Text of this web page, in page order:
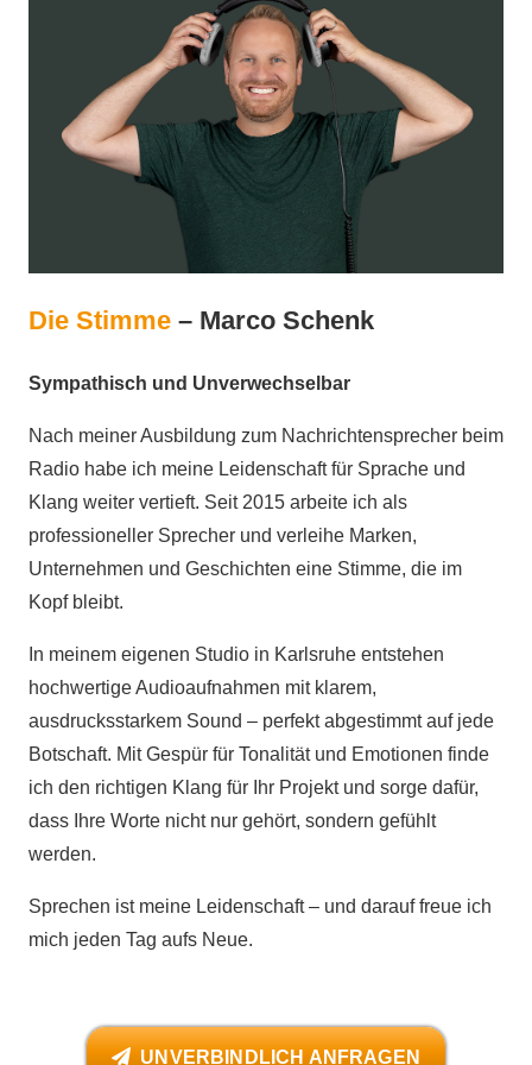
Die Stimme – Marco Schenk
Sympathisch und Unverwechselbar
Nach meiner Ausbildung zum Nachrichtensprecher beim
Radio habe ich meine Leidenschaft für Sprache und
Klang weiter vertieft. Seit 2015 arbeite ich als
professioneller Sprecher und verleihe Marken,
Unternehmen und Geschichten eine Stimme, die im
Kopf bleibt.
In meinem eigenen Studio in Karlsruhe entstehen
hochwertige Audioaufnahmen mit klarem,
ausdrucksstarkem Sound – perfekt abgestimmt auf jede
Botschaft. Mit Gespür für Tonalität und Emotionen finde
ich den richtigen Klang für Ihr Projekt und sorge dafür,
dass Ihre Worte nicht nur gehört, sondern gefühlt
werden.
Sprechen ist meine Leidenschaft – und darauf freue ich
mich jeden Tag aufs Neue.
UNVERBINDLICH ANFRAGEN